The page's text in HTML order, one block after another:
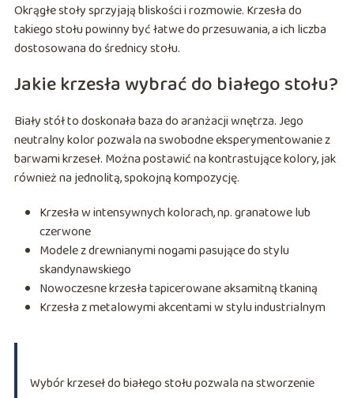
Okrągłe stoły sprzyjają bliskości i rozmowie. Krzesła do
takiego stołu powinny być łatwe do przesuwania, a ich liczba
dostosowana do średnicy stołu.
Jakie krzesła wybrać do białego stołu?
Biały stół to doskonała baza do aranżacji wnętrza. Jego
neutralny kolor pozwala na swobodne eksperymentowanie z
barwami krzeseł. Można postawić na kontrastujące kolory, jak
również na jednolitą, spokojną kompozycję.
Krzesła w intensywnych kolorach, np. granatowe lub
czerwone
Modele z drewnianymi nogami pasujące do stylu
skandynawskiego
Nowoczesne krzesła tapicerowane aksamitną tkaniną
Krzesła z metalowymi akcentami w stylu industrialnym
Wybór krzeseł do białego stołu pozwala na stworzenie